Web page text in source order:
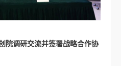
院调研交流并签署战略合作协